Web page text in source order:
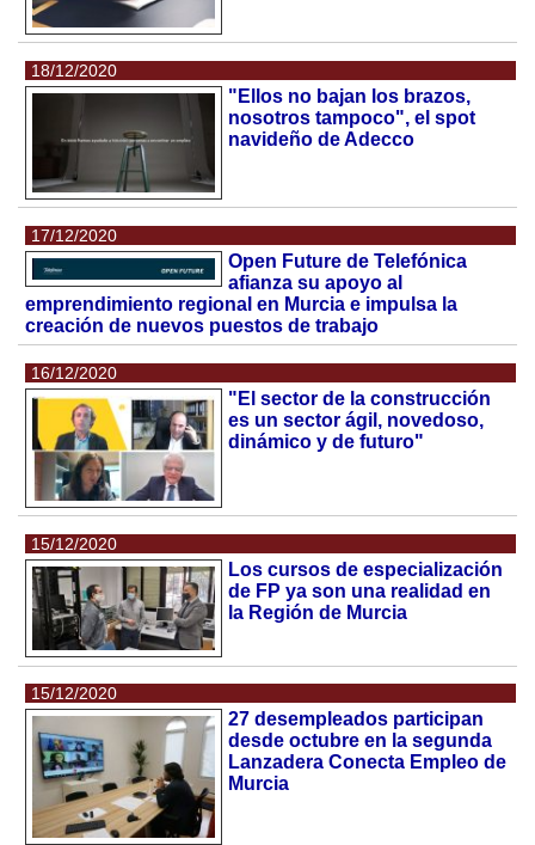
18/12/2020
"Ellos no bajan los brazos,
nosotros tampoco", el spot
navideño de Adecco
17/12/2020
Open Future de Telefónica
afianza su apoyo al
emprendimiento regional en Murcia e impulsa la
creación de nuevos puestos de trabajo
16/12/2020
"El sector de la construcción
es un sector ágil, novedoso,
dinámico y de futuro"
15/12/2020
Los cursos de especialización
de FP ya son una realidad en
la Región de Murcia
15/12/2020
27 desempleados participan
desde octubre en la segunda
Lanzadera Conecta Empleo de
Murcia